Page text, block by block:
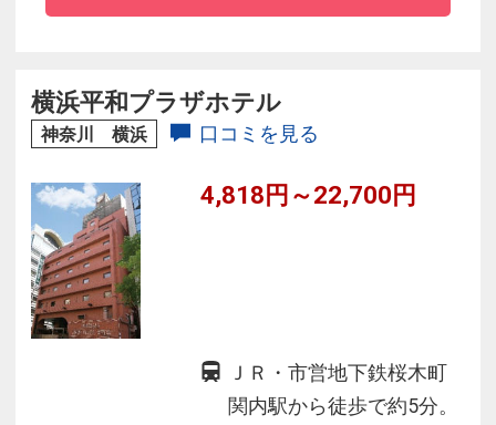
横浜平和プラザホテル
神奈川 横浜 口コミを見る
4,818円～22,700円
ＪＲ・市営地下鉄桜木町
関内駅から徒歩で約5分。